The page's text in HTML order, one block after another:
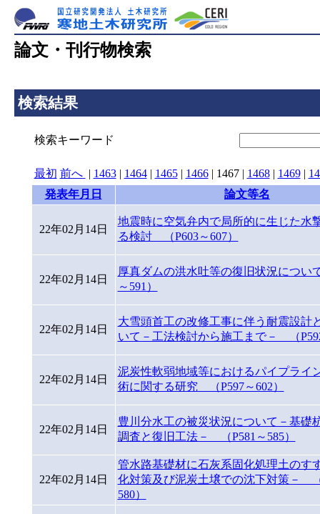
論文・刊行物検索
検索結果
検索キーワード
最初 前へ | 1463| 1464| 1465| 1466| 1467| 1468| 1469|
発表年月日
論文等名
22年02月14日
地震時に空気弁内で局所的に生じた水
る検討 （P603～607）
22年02月14日
厚真ダムの洪水吐等の復旧状況につい
～591）
22年02月14日
大雪頭首工の改修工事に伴う耐震設計
いて－工法検討から施工まで－ （
22年02月14日
泥炭性軟弱地域等におけるパイプライ
術に関する研究 （P597～602）
22年02月14日
豊川分水工の被災状況について－基礎
調査と復旧工法－ （P581～585）
22年02月14日
管水路基礎材に石灰系固化処理土のす
化対策及び泥炭土壌での沈下対策－
580）